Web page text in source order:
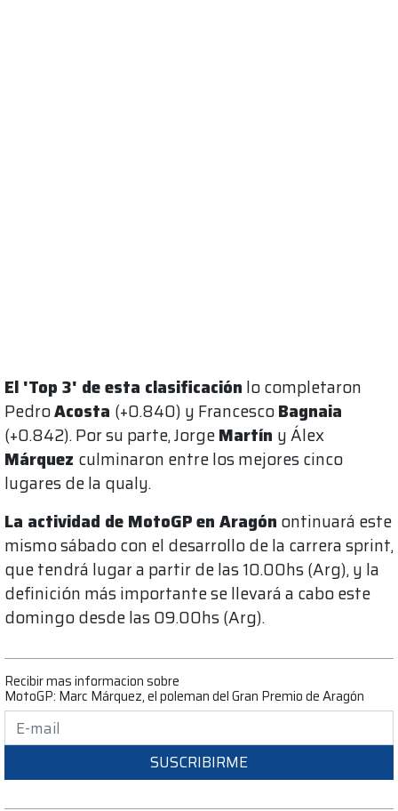
El 'Top 3' de esta clasificación lo completaron
PedroAcosta (+0.840) y FrancescoBagnaia
(+0.842). Por su parte, JorgeMartín y Álex
Márquez culminaron entre los mejores cinco
lugares de la qualy.
La actividad de MotoGPen Aragón ontinuará este
mismo sábado con el desarrollo de la carrera sprint,
que tendrá lugar a partir de las 10.00hs (Arg), y la
definición más importante se llevará a cabo este
domingo desde las 09.00hs (Arg).
Recibir mas informacion sobre
MotoGP: Marc Márquez, el poleman del Gran Premio de Aragón
SUSCRIBIRME